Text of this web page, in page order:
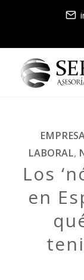
LABORAL,
Los
en